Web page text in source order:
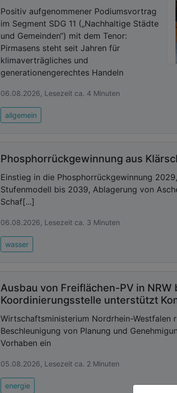
Positiv aufgenommener Podiumsvortrag
im Segment SDG 11 („Nachhaltige Städte
und Gemeinden“) mit dem Tenor:
Pirmasens steht seit Jahren für
klimaverträgliches und
generationengerechtes Handeln
06.08.2026, Lesezeit ca. 4 Minuten
allgemein
Phosphorrückgewinnung aus
Einstieg in die Phosphorrückgewinnung
Stufenmodell bis 2039, Ablagerung von
Schaf[...]
06.08.2026, Lesezeit ca. 3 Minuten
wasser
Ausbau von Freiflächen-PV in
Koordinierungsstelle unterstützt
Wirtschaftsministerium Nordrhein-Westfalen
Beschleunigung von Planung und
Vorhaben ein
05.08.2026, Lesezeit ca. 2 Minuten
energie